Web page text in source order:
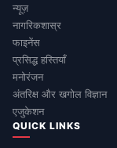
न्यूज़
नागरिकशास्र
फाइनेंस
प्रसिद्ध हस्तियाँ
मनोरंजन
अंतरिक्ष और खगोल विज्ञान
एजुकेशन
QUICK LINKS